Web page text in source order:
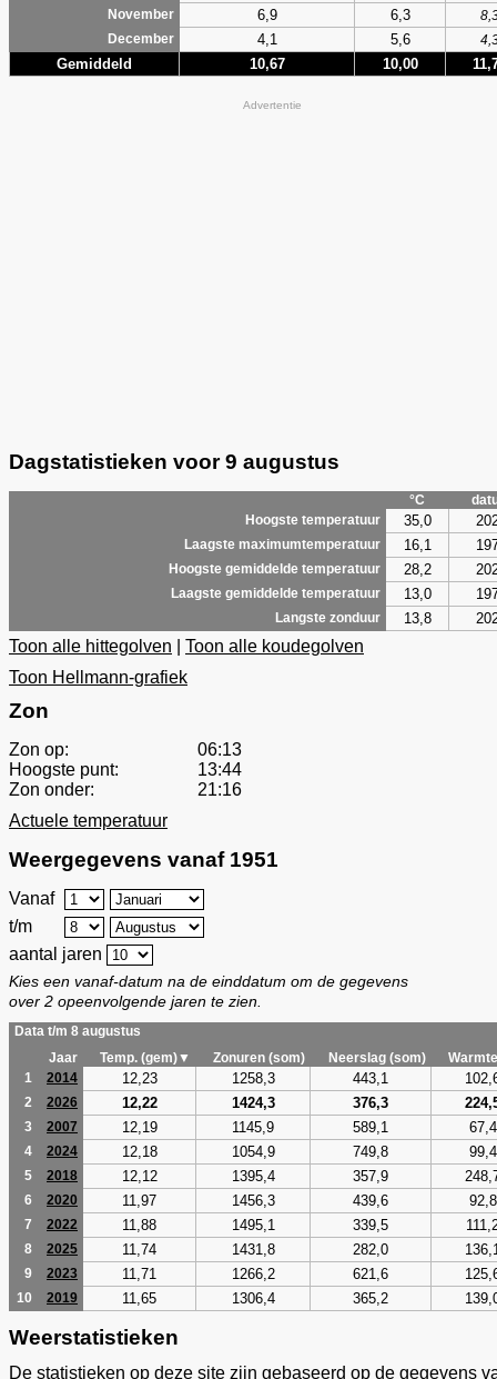
November
6,9 6,3
December
4,1 5,6
Gemiddeld 10,67 10,00
Advertentie
Dagstatistieken voor 9 augustus
°C
Hoogste temperatuur
35,0
Laagste maximumtemperatuur 16,1
Hoogste gemiddelde temperatuur 28,2
Laagste gemiddelde temperatuur 13,0
Langste zonduur 13,8
Toon alle hittegolven
Toon alle koudegolven
Toon Hellmann-grafiek
Zon
Zon op:
06:13
Hoogste punt:
13:44
Zon onder:
21:16
Actuele temperatuur
Weergegevens vanaf 1951
Vanaf
t/m
aantal jaren
Kies een vanaf-datum na de einddatum om de gegevens
over 2 opeenvolgende jaren te zien.
Data t/m 8 augustus
Jaar
Temp. (gem)▼ Zonuren (som) Neerslag (som)
1
2014 12,23 1258,3 443,1
2 2026 12,22 1424,3 376,3
3 2007 12,19 1145,9 589,1 67,4
4 2024 12,18 1054,9 749,8 99,4
5 2018 12,12 1395,4 357,9
6 2020 11,97 1456,3 439,6 92,8
7 2022 11,88 1495,1 339,5
8 2025 11,74 1431,8 282,0
9 2023 11,71 1266,2 621,6
10 2019 11,65 1306,4 365,2
Weerstatistieken
De statistieken op deze site zijn gebaseerd op de gegevens